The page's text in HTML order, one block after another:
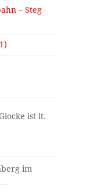
– Steg
ist lt.
im